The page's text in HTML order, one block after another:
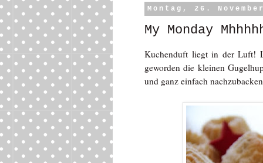
Montag, 26.
My Monday
Kuchenduft liegt in der Luft!
geworden die kleinen
und ganz einfach